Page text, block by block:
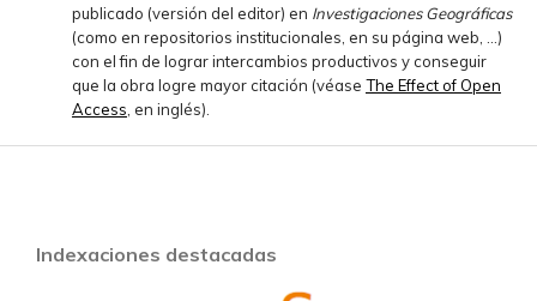
publicado (versión del editor) en Investigaciones Geográficas
(como en repositorios institucionales, en su página web, ...)
con el fin de lograr intercambios productivos y conseguir
que la obra logre mayor citación (véase The Effect of Open
Access , en inglés).
Indexaciones destacadas